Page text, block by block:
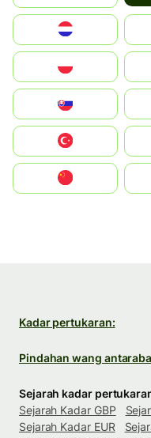
United States
中國香港特別行政區
Kadar pertukaran:
Pindahan wang
Sejarah kadar
Sejarah Kadar GBP
Sejarah Kadar EUR